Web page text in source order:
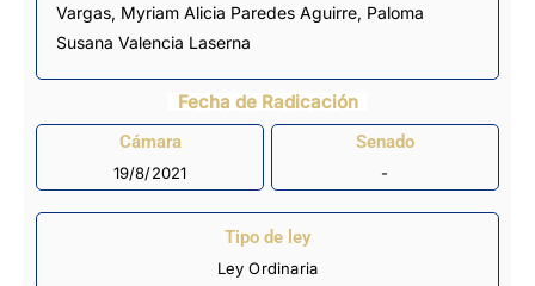
Vargas, Myriam Alicia Paredes Aguirre, Paloma
Susana Valencia Laserna
Fecha de Radicación
Cámara
19/8/2021
Senado
-
Tipo de ley
Ley Ordinaria